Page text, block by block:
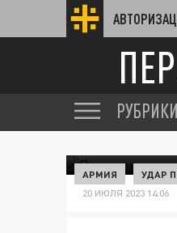
РУБРИКИ
АРМИЯ УДАР
20 ИЮЛЯ 2023 14:06